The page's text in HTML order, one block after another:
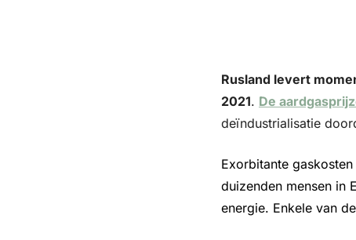
Rusland levert
2021. De
deïndustrialisatie
Exorbitante
duizenden mensen in
energie. Enkele van